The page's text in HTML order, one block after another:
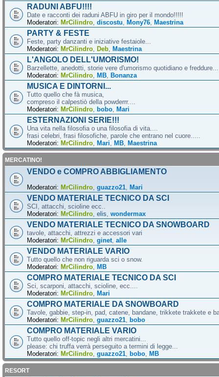
RADUNI ABFU!!!!
Date e racconti dei raduni ABFU in giro per il mondo!!!!!
Moderatori: MrCilindro discostu Mony76 Maestrina
PARTY & FESTE
Feste, party danzanti e iniziative festaiole...
Moderatori: MrCilindro Deb Maestrina
L'ANGOLO DELL'UMORISMO!
Barzellette, anedotti, storie vere d'umorismo quotidiano e
Moderatori: MrCilindro MB Bonanza
MUSICA E DINTORNI...
Tutto quello che fà musica,
compreso il calpestiò della powderrr....
Moderatori: MrCilindro bobo Mari
ESTERNAZIONI SERIE!!!
Una vita nella filosofia o una filosofia di vita....
frasi celebri, frasi filosofiche, parole che entrano nel cuore.....
Moderatori: MrCilindro Mari MB Maestrina
MERCATINO!
VENDO e COMPRO ABBIGLIAMENTO
Moderatori: MrCilindro guazzo21 Mari
VENDO MATERIALE TECNICO DA SCI
SCI, attacchi, scioline ecc..
Moderatori: MrCilindro elis wondermax
VENDO MATERIALE TECNICO DA SNOWBOARD
tavole, attacchi, attrezzi e accessori vari
Moderatori: MrCilindro ginet alle
VENDO MATERIALE VARIO
Tutto quello che non riguarda sci o snow.
Moderatori: MrCilindro MB
COMPRO MATERIALE TECNICO DA SCI
Sci, scarponi, attacchi, scioline, ecc....
Moderatori: MrCilindro Mari
COMPRO MATERIALE DA SNOWBOARD
Tavole, gabbie, step-in, pad, catene, bandane, trikkete trakkete e
Moderatori: MrCilindro guazzo21 bobo
COMPRO MATERIALE VARIO
Tutto quello off-topic negli altri mercatini...
please: chi truffa verrà perseguito a termini di legge...
Moderatori: MrCilindro guazzo21 bobo MB
RESORT